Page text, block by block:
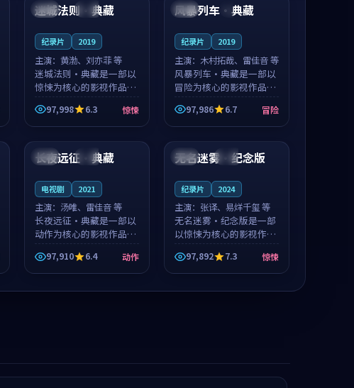
法国 杜比
迷城法则·典藏
纪录片 2019
主演： 黄渤、刘亦菲 等
迷城法则·典藏是一部以
惊悚为核心的影视作品，
围绕危机、反转与人物成
长展开，整体节奏紧凑，
值得推荐观看。
97,998 6.3 惊悚
韩国 4K
风暴列车·典藏
纪录片 2019
主演： 木村拓哉、雷佳音 等
风暴列车·典藏是一部以
冒险为核心的影视作品，
围绕危机、反转与人物成
长展开，整体节奏紧凑，
值得推荐观看。
97,986 6.7 冒险
美国 杜比
99:25
长夜远征·典藏
电视剧 2021
主演： 汤唯、雷佳音 等
长夜远征·典藏是一部以
动作为核心的影视作品，
围绕危机、反转与人物成
长展开，整体节奏紧凑，
值得推荐观看。
97,910 6.4 动作
韩国 高分
99:36
无名迷雾·纪念版
纪录片 2024
主演： 张译、易烊千玺 等
无名迷雾·纪念版是一部
以惊悚为核心的影视作
品，围绕危机、反转与人
物成长展开，整体节奏紧
凑，值得推荐观看。
97,892 7.3 惊悚